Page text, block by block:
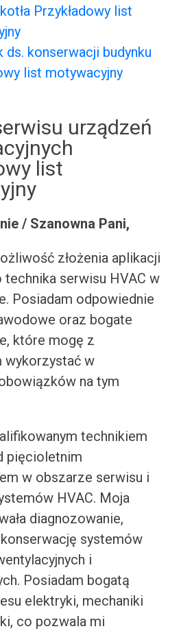
Przykładowy list
ds. konserwacji budynku
list motywacyjny
urządzeń
list
/ Szanowna Pani,
złożenia aplikacji
technika serwisu HVAC w
Posiadam odpowiednie
oraz bogate
które mogę z
wykorzystać w
na tym
technikiem
pięcioletnim
w obszarze serwisu i
HVAC. Moja
diagnozowanie,
systemów
i
Posiadam bogatą
elektryki, mechaniki
co pozwala mi